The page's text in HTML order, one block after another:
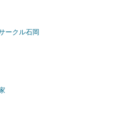
ークル石岡